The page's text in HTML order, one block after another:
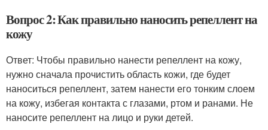
Вопрос 2: Как правильно наносить репеллент на
кожу
Ответ: Чтобы правильно нанести репеллент на кожу,
нужно сначала прочистить область кожи, где будет
наноситься репеллент, затем нанести его тонким слоем
на кожу, избегая контакта с глазами, ртом и ранами. Не
наносите репеллент на лицо и руки детей.